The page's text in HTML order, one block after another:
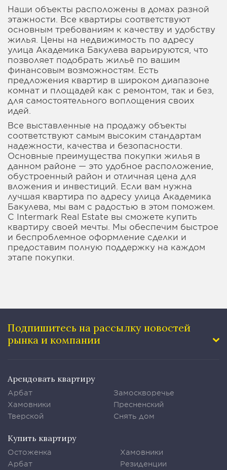
Наши объекты расположены в домах разной
этажности. Все квартиры соответствуют
основным требованиям к качеству и удобству
жилья. Цены на недвижимость по адресу
улица Академика Бакулева варьируются, что
позволяет подобрать жильё по вашим
финансовым возможностям. Есть
предложения квартир в широком диапазоне
комнат и площадей как с ремонтом, так и без,
для самостоятельного воплощения своих
идей.
Все выставленные на продажу объекты
соответствуют самым высоким стандартам
надежности, качества и безопасности.
Основные преимущества покупки жилья в
данном районе — это удобное расположение,
обустроенный район и отличная цена для
вложения и инвестиций. Если вам нужна
лучшая квартира по адресу улица Академика
Бакулева, мы вам с радостью в этом поможем.
С Intermark Real Estate вы сможете купить
квартиру своей мечты. Мы обеспечим быстрое
и беспроблемное оформление сделки и
предоставим полную поддержку на каждом
этапе покупки.
Подпишитесь на рассылку новостей
рынка и компании
Арендовать квартиру
Арбат
Хамовники
Тверской
Замоскворечье
Пресненский
Снять дом
Купить квартиру
Остоженка
Арбат
Хамовники
Резиденции